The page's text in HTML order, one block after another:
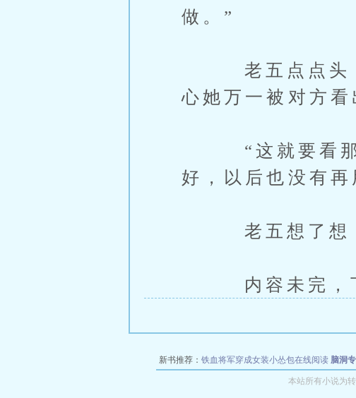
做。”
老五点点头，
心她万一被对方
“这就要看那个
好，以后也没有再
老五想了想，
内容未完，下
新书推荐： 铁血将军穿成女装小怂包在线阅读 脑洞
本站所有小说为